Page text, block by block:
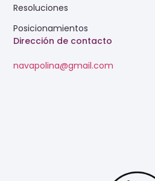
Dirección de contacto
navapolina@gmail.com
Resoluciones
Posicionamientos